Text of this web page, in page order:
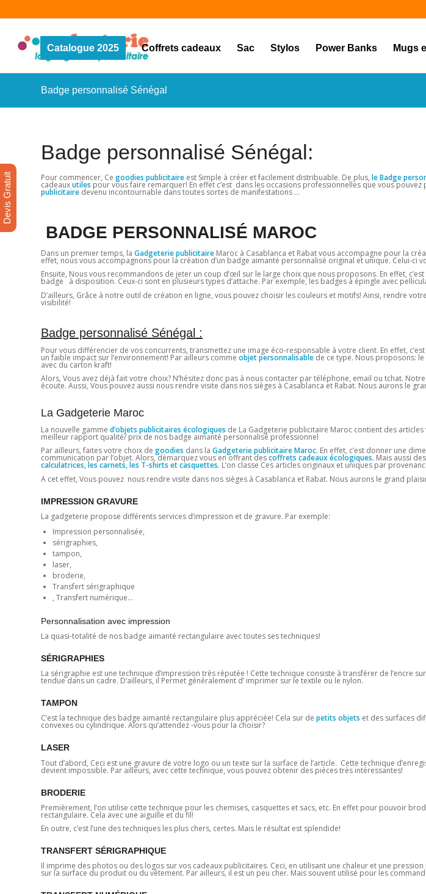
Catalogue 2025 Coffrets cadeaux Sac Stylos Power Banks Mugs
Badge personnalisé Sénégal
Badge personnalisé Sénégal:
Pour commencer, Ce goodies publicitaire est Simple à créer et facilement distribuable. De plus, le Badge
cadeauxutiles pour vous faire remarquer! En effet c’est dans les occasions professionnelles que vous
publicitaire devenu incontournable dans toutes sortes de manifestations …
BADGE PERSONNALISÉ MAROC
Dans un premier temps, la Gadgeterie publicitaire Maroc à Casablanca et Rabat vous accompagne pour la
effet, nous vous accompagnons pour la création d’un badge aimanté personnalisé original et unique. Celui-ci
Ensuite, Nous vous recommandons de jeter un coup d’œil sur le large choix que nous proposons. En effet,
badge à disposition. Ceux-ci sont en plusieurs types d’attache. Par exemple, les badges à épingle avec
D’ailleurs, Grâce à notre outil de création en ligne, vous pouvez choisir les couleurs et motifs! Ainsi, rendre
visibilité!
Badge personnalisé Sénégal :
Pour vous différencier de vos concurrents, transmettez une image éco-responsable à votre client. En effet,
un faible impact sur l’environnement! Par ailleurs comme objet personnalisable de ce type. Nous proposons:
avec du carton kraft!
Alors, Vous avez déjà fait votre choix? N’hésitez donc pas à nous contacter par téléphone, email ou tchat.
écoute. Aussi, Vous pouvez aussi nous rendre visite dans nos sièges à Casablanca et Rabat. Nous aurons le
La Gadgeterie Maroc
La nouvelle gamme d’objets publicitaires écologiques de La Gadgeterie publicitaire Maroc contient des
meilleur rapport qualité/ prix de nos badge aimanté personnalisé professionnel
Par ailleurs, faites votre choix de goodies dans la Gadgeterie publicitaire Maroc. En effet, c’est donner une
communication par l’objet. Alors, démarquez vous en offrant descoffrets cadeaux écologiques. Mais aussi
calculatrices, les carnets, les T-shirts et casquettes. L’on classe Ces articles originaux et uniques par
A cet effet, Vous pouvez nous rendre visite dans nos sièges à Casablanca et Rabat. Nous aurons le grand
IMPRESSION GRAVURE
La gadgeterie propose différents services d’impression et de gravure. Par exemple:
Impression personnalisée,
sérigraphies,
tampon,
laser,
broderie,
Transfert sérigraphique
, Transfert numérique…
Personnalisation avec impression
La quasi-totalité de nos badge aimanté rectangulaire avec toutes ses techniques!
SÉRIGRAPHIES
La sérigraphie est une technique d’impression très réputée ! Cette technique consiste à transférer de l’encre
tendue dans un cadre. D’ailleurs, il Permet généralement d’ imprimer sur le textile ou le nylon.
TAMPON
C’est la technique des badge aimanté rectangulaire plus appréciée! Cela sur de petits objets et des surfaces
convexes ou cylindrique. Alors qu’attendez -vous pour la choisir?
LASER
Tout d’abord, Ceci est une gravure de votre logo ou un texte sur la surface de l’article. Cette technique
devient impossible. Par ailleurs, avec cette technique, vous pouvez obtenir des pièces très intéressantes!
BRODERIE
Premièrement, l’on utilise cette technique pour les chemises, casquettes et sacs, etc. En effet pour pouvoir
rectangulaire. Cela avec une aiguille et du fil!
En outre, c’est l’une des techniques les plus chers, certes. Mais le résultat est splendide!
TRANSFERT SÉRIGRAPHIQUE
Il imprime des photos ou des logos sur vos cadeaux publicitaires. Ceci, en utilisant une chaleur et une
sur la surface du produit ou du vêtement. Par ailleurs, il est un peu cher. Mais souvent utilisé pour les
Devis Gratuit